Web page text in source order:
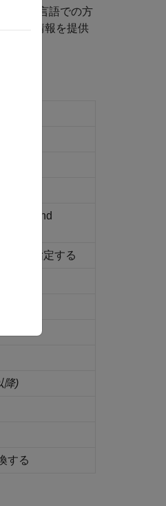
言語での方
有の情報を提供
and
ンを指定する
降)
する